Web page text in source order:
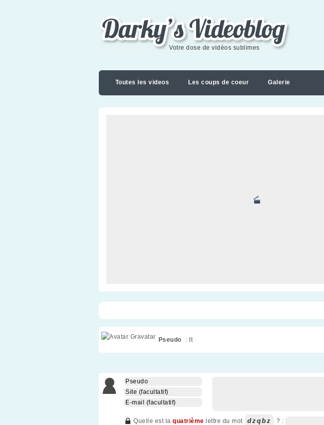
Darky's videoblog
Votre dose de vidéos sublimes
Toutes les videos Les coups de coeur Galerie
Pseudo : tt
Quelle est la quatrième lettre du mot dzqbz ? :